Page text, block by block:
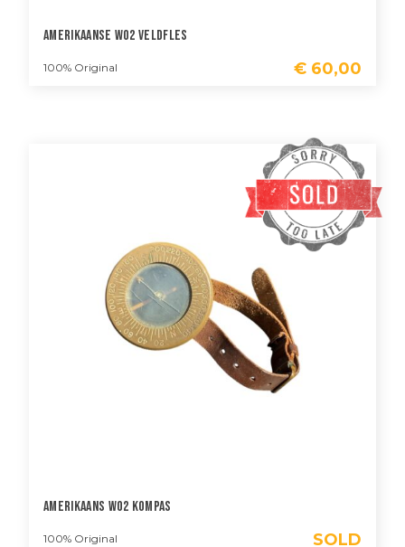
Amerikaanse WO2 Veldfles
100% Original € 60,00
Amerikaans WO2 Kompas
100% Original SOLD